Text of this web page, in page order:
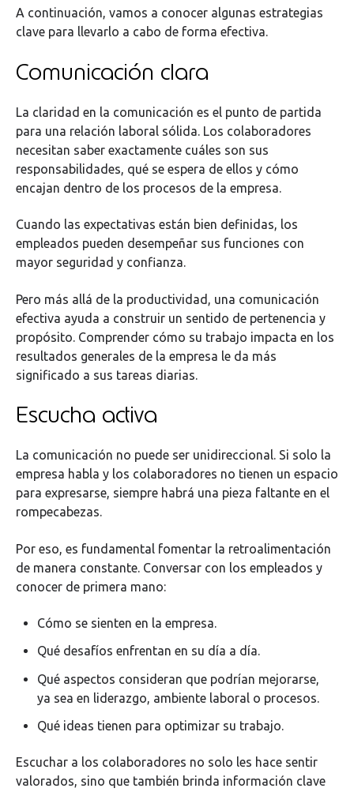
A continuación, vamos a conocer algunas estrategias
clave para llevarlo a cabo de forma efectiva.
Comunicación clara
La claridad en la comunicación es el punto de partida
para una relación laboral sólida. Los colaboradores
necesitan saber exactamente cuáles son sus
responsabilidades, qué se espera de ellos y cómo
encajan dentro de los procesos de la empresa.
Cuando las expectativas están bien definidas, los
empleados pueden desempeñar sus funciones con
mayor seguridad y confianza.
Pero más allá de la productividad, una comunicación
efectiva ayuda a construir un sentido de pertenencia y
propósito. Comprender cómo su trabajo impacta en los
resultados generales de la empresa le da más
significado a sus tareas diarias.
Escucha activa
La comunicación no puede ser unidireccional. Si solo la
empresa habla y los colaboradores no tienen un espacio
para expresarse, siempre habrá una pieza faltante en el
rompecabezas.
Por eso, es fundamental fomentar la retroalimentación
de manera constante. Conversar con los empleados y
conocer de primera mano:
Cómo se sienten en la empresa.
Qué desafíos enfrentan en su día a día.
Qué aspectos consideran que podrían mejorarse,
ya sea en liderazgo, ambiente laboral o procesos.
Qué ideas tienen para optimizar su trabajo.
Escuchar a los colaboradores no solo les hace sentir
valorados, sino que también brinda información clave